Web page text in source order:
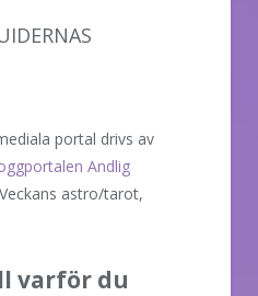
portal drivs av
Andlig
astro/tarot,
varför du